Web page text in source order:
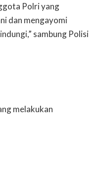
Polri yang
dan mengayomi
sambung Polisi
melakukan